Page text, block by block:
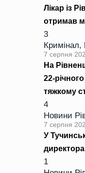
Лікар із
отримав
3
Кримінал,
7 серпня
На
22-
тяжкому
4
Новини
7 серпня
У
директора
1